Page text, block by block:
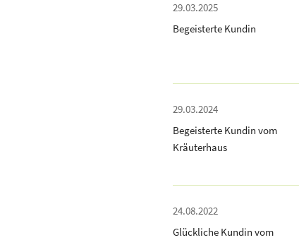
29.03.2025
Begeisterte Kundin
29.03.2024
Begeisterte Kundin vom
Kräuterhaus
24.08.2022
Glückliche Kundin vom